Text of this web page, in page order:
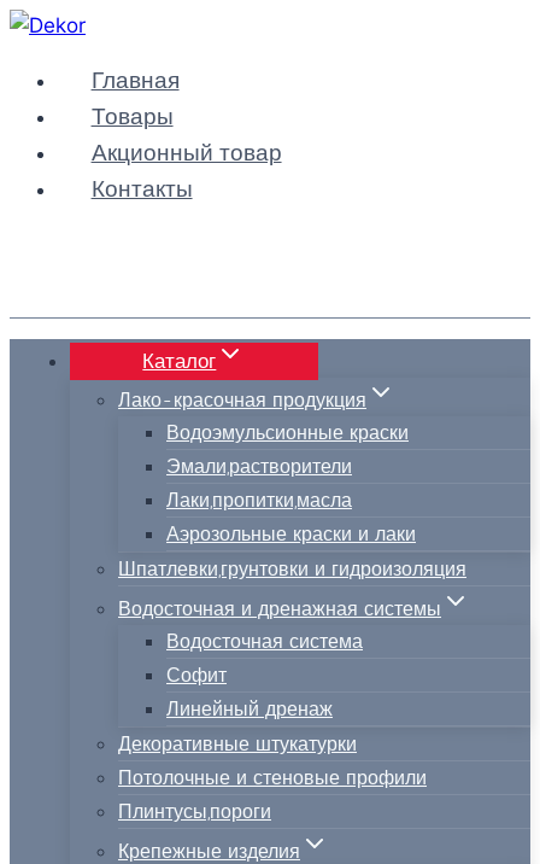
Перейти
содержимому
Главная
Товары
Акционный товар
Контакты
Каталог
Лако-красочная продукция
Водоэмульсионные краски
Эмали,растворители
Лаки,пропитки,масла
Аэрозольные краски и лаки
Шпатлевки,грунтовки и гидроизоляция
Водосточная и дренажная системы
Водосточная система
Софит
Линейный дренаж
Декоративные штукатурки
Потолочные и стеновые профили
Плинтусы,пороги
Крепежные изделия